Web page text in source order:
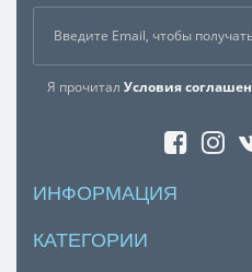
Достоинства:
Я прочитал Условия
ИНФОРМАЦИЯ
КАТЕГОРИИ